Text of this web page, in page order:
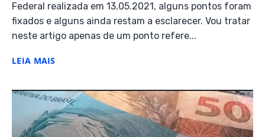
Federal realizada em 13.05.2021, alguns pontos foram
fixados e alguns ainda restam a esclarecer. Vou tratar
neste artigo apenas de um ponto refere...
LEIA MAIS